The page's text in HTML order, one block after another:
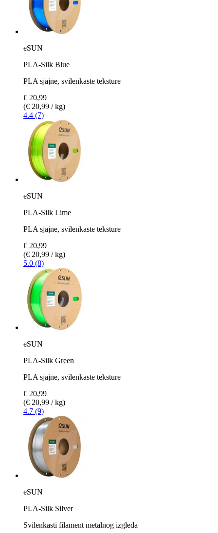
eSUN
PLA-Silk Blue
PLA sjajne, svilenkaste teksture
€ 20,99
(€ 20,99 / kg)
4.4 (7)
eSUN
PLA-Silk Lime
PLA sjajne, svilenkaste teksture
€ 20,99
(€ 20,99 / kg)
5.0 (8)
eSUN
PLA-Silk Green
PLA sjajne, svilenkaste teksture
€ 20,99
(€ 20,99 / kg)
4.7 (9)
eSUN
PLA-Silk Silver
Svilenkasti filament metalnog izgleda